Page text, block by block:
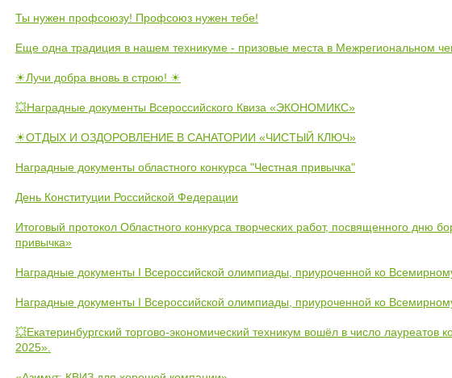
Ты нужен профсоюзу! Профсоюз нужен тебе!
Еще одна традиция в нашем техникуме - призовые места в Межрегиональном
☀Лучи добра вновь в строю! ☀
💥Наградные документы Всероссийского Квиза «ЭКОНОМИКС»
☀ОТДЫХ И ОЗДОРОВЛЕНИЕ В САНАТОРИИ «ЧИСТЫЙ КЛЮЧ»
Наградные документы областного конкурса "Честная привычка"
День Конституции Российской Федерации
Итоговый протокол Областного конкурса творческих работ, посвященного дню
привычка»
Наградные документы I Всероссийской олимпиады, приуроченной ко
Наградные документы I Всероссийской олимпиады, приуроченной ко
💥Екатеринбургский торгово-экономический техникум вошёл в число
2025».